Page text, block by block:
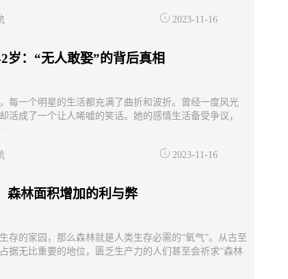
2023-11-16
岁：“无人敢娶”的背后真相
每一个明星的生活都充满了曲折和波折。曾经一度风光
活成了一个让人唏嘘的笑话。她的感情生活备受争议，
2023-11-16
森林面积增加的利与弊
存的家园，那么森林就是人类生存必需的“氧气”。从古至
据无比重要的地位，匮乏生产力的人们甚至会祈求“森林